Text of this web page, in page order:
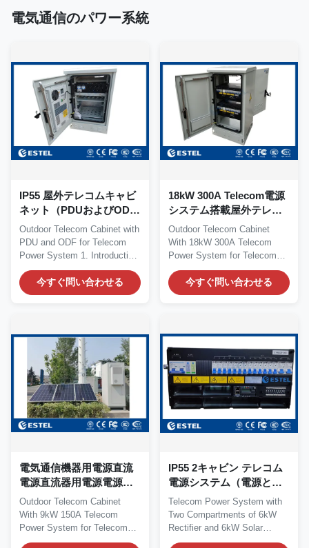
電気通信のパワー系統
IP55 屋外テレコムキャビ
ネット（PDUおよびODF
付き、テレコム電源シス
テム用）
Outdoor Telecom Cabinet with
PDU and ODF for Telecom
Power System 1. Introduction
ET6565100A is...
今すぐ問い合わせる
18kW 300A Telecom電源
システム搭載屋外テレコ
ムキャビネット、DC電源
レクティファイアテレコ
ム機器キャビネット
Outdoor Telecom Cabinet
With 18kW 300A Telecom
Power System for Telecom
Equipment DC Power
Supply...今すぐ問い合わせる
電気通信機器用電源直流
電源直流器用電源電源シ
ステム
Outdoor Telecom Cabinet
With 9kW 150A Telecom
Power System for Telecom
Equipment DC Power
IP55 2キャビン テレコム
電源システム（電源とバ
ッテリー用の2列2コンパ
ートメント付き）
Telecom Power System with
Two Compartments of 6kW
Rectifier and 6kW Solar
MPPT 1. Introduction of...